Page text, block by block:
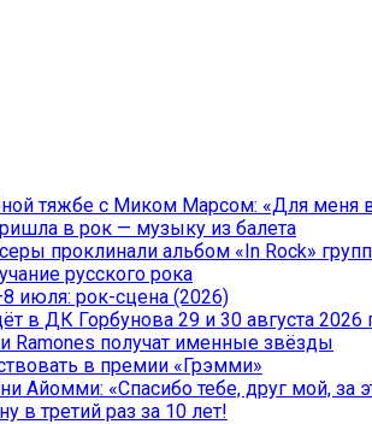
тяжбе с Миком Марсом: «Для меня
в рок — музыку из балета
проклинали альбом «In Rock»
русского рока
июля: рок-сцена (2026)
в ДК Горбунова 29 и 30 августа 2026
Ramones получат именные звёзды
в премии «Грэмми»
Айомми: «Спасибо тебе, друг мой, за
в третий раз за 10 лет!